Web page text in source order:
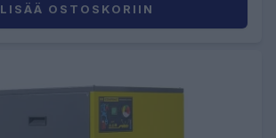
LISÄÄ OSTOSKORIIN